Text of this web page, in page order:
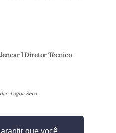
l Diretor Técnico
Lagoa Seca